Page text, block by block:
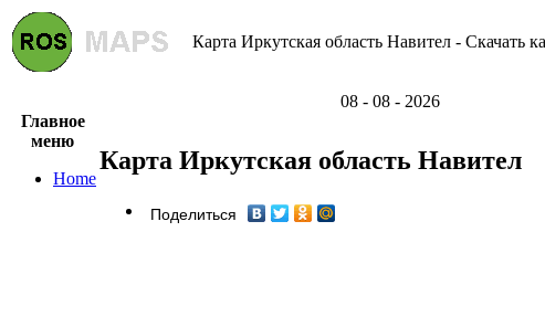
Карта Иркутская область Навител - Скачать
08 - 08 - 2026
Главное
меню
Home
Карта Иркутская область Навител
Поделиться